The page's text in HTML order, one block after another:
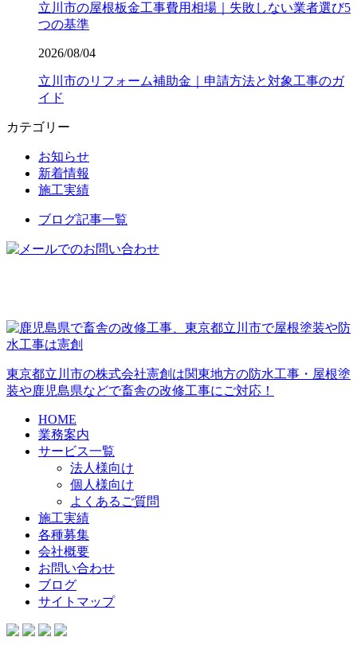
立川市の屋根板金工事費用相場｜失敗しない業者選び5
つの基準
2026/08/04
立川市のリフォーム補助金｜申請方法と対象工事のガ
イド
カテゴリー
お知らせ
新着情報
施工実績
ブログ記事一覧
東京都立川市の株式会社憲創は関東地方の防水工事・屋根塗
装や鹿児島県などで畜舎の改修工事にご対応！
HOME
業務案内
サービス一覧
法人様向け
個人様向け
よくあるご質問
施工実績
各種募集
会社概要
お問い合わせ
ブログ
サイトマップ